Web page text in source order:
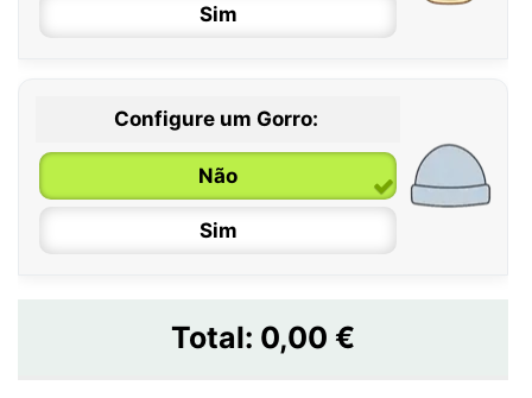
Sim
Configure um Gorro:
Não
Sim
Total: 0,00 €